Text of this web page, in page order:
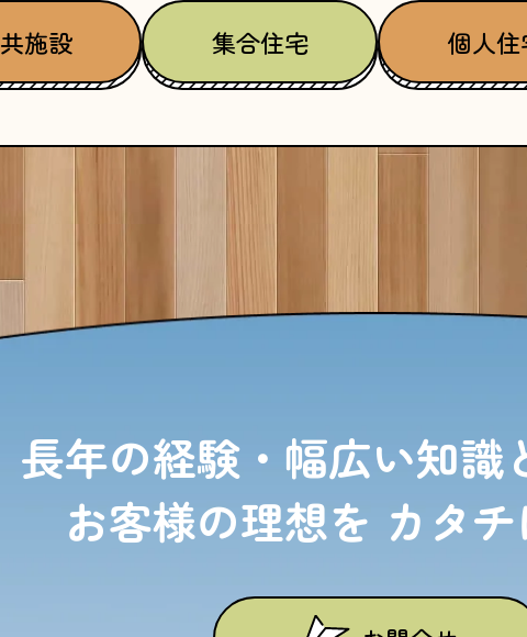
施設 集合住宅 個人住
長年の経験・幅広い知識
お客様の理想を カタ